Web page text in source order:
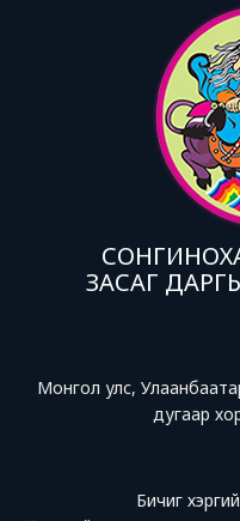
ЗАСАГ
Монгол улс,
дугаар
Бичиг